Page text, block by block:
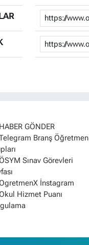
HABER GÖNDER
Branş Öğretmen
Sınav Görevleri
İnstagram
Hizmet Puanı